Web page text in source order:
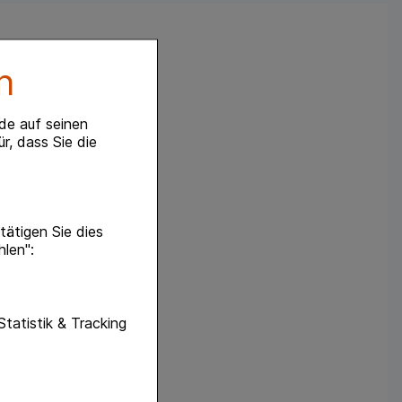
auf seinen
dass Sie die
Sie dies
unserer
& Tracking